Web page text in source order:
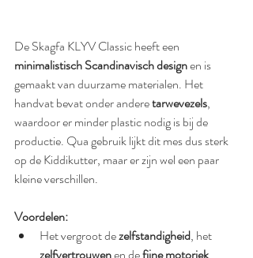
De Skagfa KLYV Classic heeft een
minimalistisch Scandinavisch design en is
gemaakt van duurzame materialen. Het
handvat bevat onder andere tarwevezels,
waardoor er minder plastic nodig is bij de
productie. Qua gebruik lijkt dit mes dus sterk
op de Kiddikutter, maar er zijn wel een paar
kleine verschillen.
Voordelen:
Het vergroot de zelfstandigheid, het
zelfvertrouwen en de fijne motoriek